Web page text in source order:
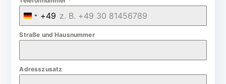
G
e
m
a
+49
Straße und Hausnummer
Adresszusatz